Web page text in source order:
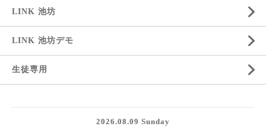
LINK 池坊
LINK 池坊デモ
生徒専用
2026.08.09 Sunday